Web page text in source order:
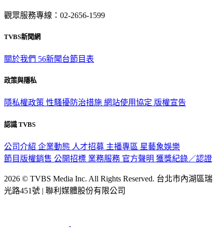
觀眾服務專線：02-2656-1599
TVBS新聞網
關於我們 56新聞台節目表
政策與隱私
隱私權政策 性騷擾防治措施 網站使用協定 版權宣告
認識 TVBS
公司介紹 企業動態 人才招募 主播專區 星藝象娛樂
節目版權銷售 公開招標 業務服務 官方聲明 獲獎紀錄／認證
2026 © TVBS Media Inc. All Rights Reserved. 台北市內湖區瑞
光路451號 | 聯利媒體股份有限公司